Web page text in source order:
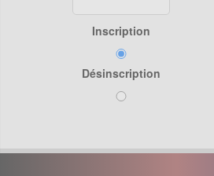
Inscription
Désinscription